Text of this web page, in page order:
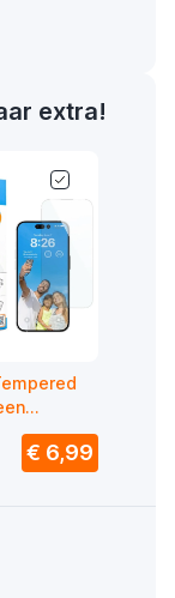
extra!
14
€ 6,99